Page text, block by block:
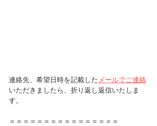
連絡先、希望日時を記載した メールでご連絡
いただきましたら、折り返し返信いたしま
す。
＝＝＝＝＝＝＝＝＝＝＝＝＝＝＝＝